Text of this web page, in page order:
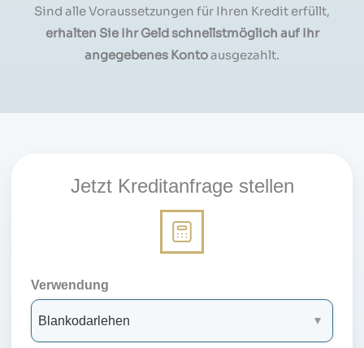
Sind alle Voraussetzungen für Ihren Kredit erfüllt,
erhalten Sie Ihr Geld schnellstmöglich auf Ihr
angegebenes Kontoausgezahlt.
Jetzt Kreditanfrage stellen
Verwendung